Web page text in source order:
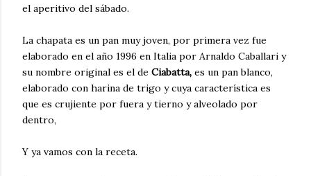
el aperitivo del sábado.
La chapata es un pan muy joven, por primera vez fue
elaborado en el año 1996 en Italia por Arnaldo Caballari y
su nombre original es el de Ciabatta, es un pan blanco,
elaborado con harina de trigo y cuya característica es
que es crujiente por fuera y tierno y alveolado por
dentro,
Y ya vamos con la receta.